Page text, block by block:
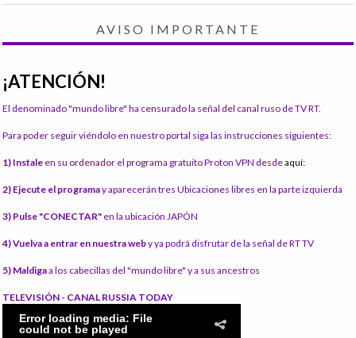
AVISO IMPORTANTE
¡ATENCIÓN!
El denominado "mundo libre" ha censurado la señal del canal ruso de TV RT.
Para poder seguir viéndolo en nuestro portal siga las instrucciones siguientes:
1) Instale en su ordenador el programa gratuito Proton VPN desdeaquí:
2) Ejecute el programay aparecerán tres Ubicaciones libres en la parte izquierda
3) Pulse "CONECTAR" en la ubicación JAPÓN
4) Vuelva a entrar en nuestra weby ya podrá disfrutar de la señal de RT TV
5) Maldigaa los cabecillas del "mundo libre" y a sus ancestros
TELEVISIÓN - CANAL RUSSIA TODAY